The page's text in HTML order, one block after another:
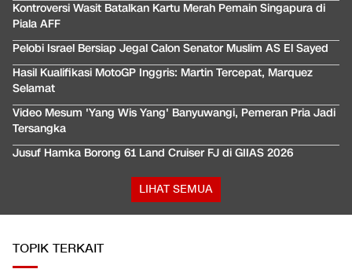
Kontroversi Wasit Batalkan Kartu Merah Pemain Singapura di
Piala AFF
Pelobi Israel Bersiap Jegal Calon Senator Muslim AS El Sayed
Hasil Kualifikasi MotoGP Inggris: Martin Tercepat, Marquez
Selamat
Video Mesum 'Yang Wis Yang' Banyuwangi, Pemeran Pria Jadi
Tersangka
Jusuf Hamka Borong 61 Land Cruiser FJ di GIIAS 2026
LIHAT SEMUA
TOPIK TERKAIT